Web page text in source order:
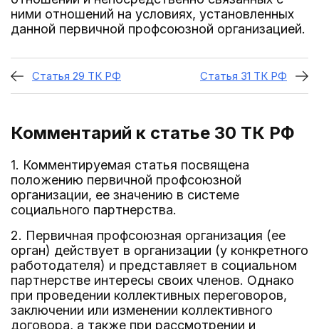
ними отношений на условиях, установленных
данной первичной профсоюзной организацией.
Статья 29 ТК РФ Статья 31 ТК РФ
Комментарий к статье 30 ТК РФ
1. Комментируемая статья посвящена
положению первичной профсоюзной
организации, ее значению в системе
социального партнерства.
2. Первичная профсоюзная организация (ее
орган) действует в организации (у конкретного
работодателя) и представляет в социальном
партнерстве интересы своих членов. Однако
при проведении коллективных переговоров,
заключении или изменении коллективного
договора, а также при рассмотрении и